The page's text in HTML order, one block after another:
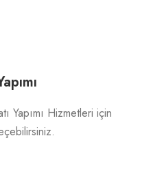
Yapımı Hizmetleri için